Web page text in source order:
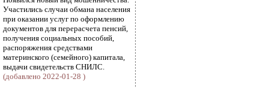
Участились случаи обмана населения
при оказании услуг по оформлению
документов для перерасчета пенсий,
получения социальных пособий,
распоряжения средствами
материнского (семейного) капитала,
выдачи свидетельств СНИЛС.
(добавлено 2022-01-28 )